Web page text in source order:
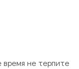
время не терпите